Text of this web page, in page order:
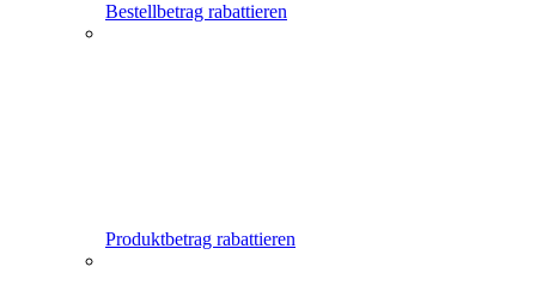
Bestellbetrag rabattieren
Produktbetrag rabattieren